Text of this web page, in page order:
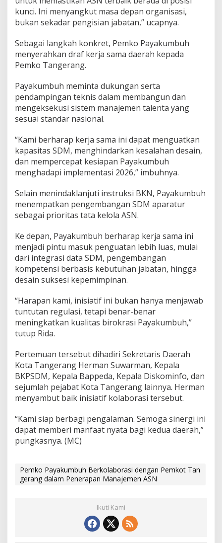
kunci. Ini menyangkut masa depan organisasi,
bukan sekadar pengisian jabatan,” ucapnya.
Sebagai langkah konkret, Pemko Payakumbuh
menyerahkan draf kerja sama daerah kepada
Pemko Tangerang.
Payakumbuh meminta dukungan serta
pendampingan teknis dalam membangun dan
mengeksekusi sistem manajemen talenta yang
sesuai standar nasional.
“Kami berharap kerja sama ini dapat menguatkan
kapasitas SDM, menghindarkan kesalahan desain,
dan mempercepat kesiapan Payakumbuh
menghadapi implementasi 2026,” imbuhnya.
Selain menindaklanjuti instruksi BKN, Payakumbuh
menempatkan pengembangan SDM aparatur
sebagai prioritas tata kelola ASN.
Ke depan, Payakumbuh berharap kerja sama ini
menjadi pintu masuk penguatan lebih luas, mulai
dari integrasi data SDM, pengembangan
kompetensi berbasis kebutuhan jabatan, hingga
desain suksesi kepemimpinan.
“Harapan kami, inisiatif ini bukan hanya menjawab
tuntutan regulasi, tetapi benar-benar
meningkatkan kualitas birokrasi Payakumbuh,”
tutup Rida.
Pertemuan tersebut dihadiri Sekretaris Daerah
Kota Tangerang Herman Suwarman, Kepala
BKPSDM, Kepala Bappeda, Kepala Diskominfo, dan
sejumlah pejabat Kota Tangerang lainnya. Herman
menyambut baik inisiatif kolaborasi tersebut.
“Kami siap berbagi pengalaman. Semoga sinergi ini
dapat memberi manfaat nyata bagi kedua daerah,”
pungkasnya. (MC)
Pemko Payakumbuh Berkolaborasi dengan Pemkot Tan
gerang dalam Penerapan Manajemen ASN
Ikuti Kami